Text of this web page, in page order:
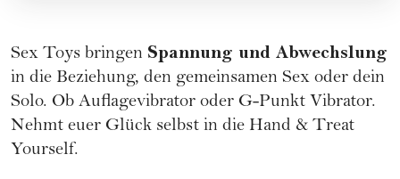
Sex Toys bringen Spannung und Abwechslung
in die Beziehung, den gemeinsamen Sex oder dein
Solo. Ob Auflagevibrator oder G-Punkt Vibrator.
Nehmt euer Glück selbst in die Hand & Treat
Yourself.